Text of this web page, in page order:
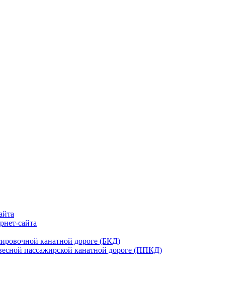
сайта
канатной дороге (БКД)
пассажирской канатной дороге (ППКД)